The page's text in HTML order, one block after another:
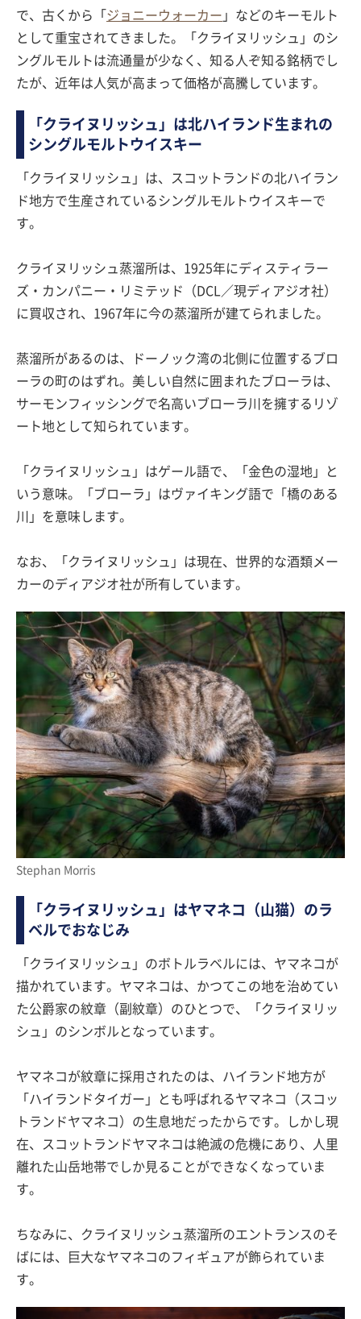
で、古くから「 ジョニーウォーカー 」などのキーモルト
として重宝されてきました。「クライヌリッシュ」のシ
ングルモルトは流通量が少なく、知る人ぞ知る銘柄でし
たが、近年は人気が高まって価格が高騰しています。
「クライヌリッシュ」は北ハイランド生まれの
シングルモルトウイスキー
「クライヌリッシュ」は、スコットランドの北ハイラン
ド地方で生産されているシングルモルトウイスキーで
す。
クライヌリッシュ蒸溜所は、1925年にディスティラー
ズ・カンパニー・リミテッド（DCL／現ディアジオ社）
に買収され、1967年に今の蒸溜所が建てられました。
蒸溜所があるのは、ドーノック湾の北側に位置するブロ
ーラの町のはずれ。美しい自然に囲まれたブローラは、
サーモンフィッシングで名高いブローラ川を擁するリゾ
ート地として知られています。
「クライヌリッシュ」はゲール語で、「金色の湿地」と
いう意味。「ブローラ」はヴァイキング語で「橋のある
川」を意味します。
なお、「クライヌリッシュ」は現在、世界的な酒類メー
カーのディアジオ社が所有しています。
Stephan Morris
「クライヌリッシュ」はヤマネコ（山猫）のラ
ベルでおなじみ
「クライヌリッシュ」のボトルラベルには、ヤマネコが
描かれています。ヤマネコは、かつてこの地を治めてい
た公爵家の紋章（副紋章）のひとつで、「クライヌリッ
シュ」のシンボルとなっています。
ヤマネコが紋章に採用されたのは、ハイランド地方が
「ハイランドタイガー」とも呼ばれるヤマネコ（スコッ
トランドヤマネコ）の生息地だったからです。しかし現
在、スコットランドヤマネコは絶滅の危機にあり、人里
離れた山岳地帯でしか見ることができなくなっていま
す。
ちなみに、クライヌリッシュ蒸溜所のエントランスのそ
ばには、巨大なヤマネコのフィギュアが飾られていま
す。